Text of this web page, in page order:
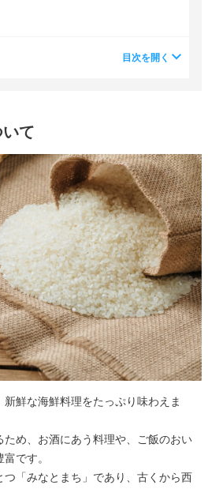
目次を開く
て
鮮な海鮮料理をたっぷり味わえま
め、お酒にあう料理や、ご飯のおい
です。
つ「みなとまち」であり、古くから西